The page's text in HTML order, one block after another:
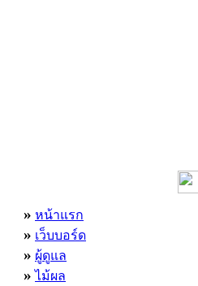
» หน้าแรก
» เว็บบอร์ด
» ผู้ดูแล
» ไม้ผล